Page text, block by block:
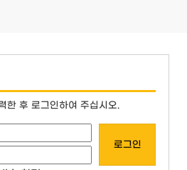
한 후 로그인하여 주십시오.